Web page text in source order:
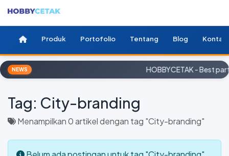
Produk Portofolio Tentang Blog Kontak
NEWS HOBBYCETAK - Best
Tag: City-branding
Menampilkan 0 artikel dengan tag "City-branding"